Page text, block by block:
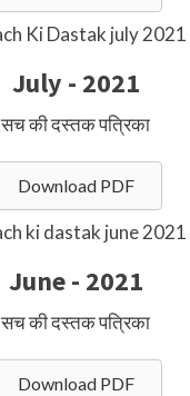
July - 2021
सच की दस्तक पत्रिका
Download PDF
June - 2021
सच की दस्तक पत्रिका
Download PDF